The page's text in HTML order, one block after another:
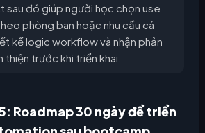
sau đó giúp người học chọn use
phòng ban hoặc nhu cầu cá
kế logic workflow và nhận phản
thiện trước khi triển khai.
Roadmap 30 ngày để triển